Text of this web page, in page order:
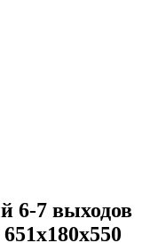
6-7 выходов